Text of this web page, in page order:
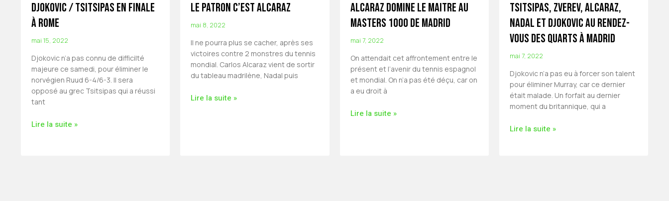
Djokovic / Tsitsipas en Finale
à Rome
mai 15, 2022
Djokovic n’a pas connu de difficilté
majeure ce samedi, pour éliminer le
norvégien Ruud 6-4/6-3. Il sera
opposé au grec Tsitsipas qui a réussi
tant
Lire la suite »
Le patron c’est Alcaraz
mai 8, 2022
Il ne pourra plus se cacher, après ses
victoires contre 2 monstres du tennis
mondial. Carlos Alcaraz vient de sortir
du tableau madrilène, Nadal puis
Lire la suite »
Alcaraz domine le maitre au
Masters 1000 de Madrid
mai 7, 2022
On attendait cet affrontement entre le
présent et l’avenir du tennis espagnol
et mondial. On n’a pas été déçu, car on
a eu droit à
Lire la suite »
Tsitsipas, Zverev, Alcaraz,
Nadal et Djokovic au rendez-
vous des quarts à Madrid
mai 7, 2022
Djokovic n’a pas eu à forcer son talent
pour éliminer Murray, car ce dernier
était malade. Un forfait au dernier
moment du britannique, qui a
Lire la suite »